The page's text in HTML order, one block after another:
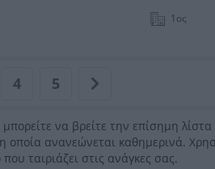
1ος
4 5
να βρείτε την επίσημη λίστα
οποία ανανεώνεται καθημερινά.
ταιριάζει στις ανάγκες σας.